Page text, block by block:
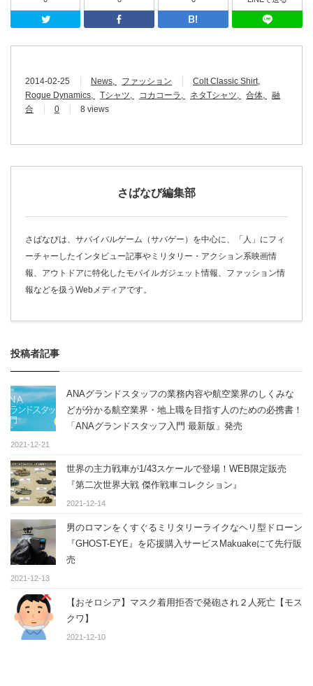
Twitter Facebook はてなブッ
2014-02-25 News ファッション
Colt Classic Shirt
Rogue Dynamics
Tシャツ コカコーラ ネタTシャツ 合体
融
合
0 8 views
さばなび編集部
さばなびは、サバイバルゲーム（サバゲー）を中心に、「人」にフィ
ーチャーしたインタビュー記事やミリタリー・アクション系映画情
報、アウトドアに特化したモバイルガジェット情報、ファッション情
報などを扱うWebメディアです。
投稿者記事
ANAグランドスタッフの業務内容や航空業界のしくみな
どが分かる航空業界・地上職を目指す人のための必携書！
「ANAグランドスタッフ入門 最新版」発売
2021-12-21
世界の主力戦車が1/43スケールで登場！WEB限定販売
『第二次世界大戦 傑作戦車コレクション』
2021-12-14
男のロマンをくすぐるミリタリーライクなヘリ型ドローン
『GHOST-EYE』を応援購入サービスMakuakeにて先行販
売
2021-12-13
【おそロシア】マスク着用拒否で発砲され２人死亡【モス
クワ】
2021-12-10